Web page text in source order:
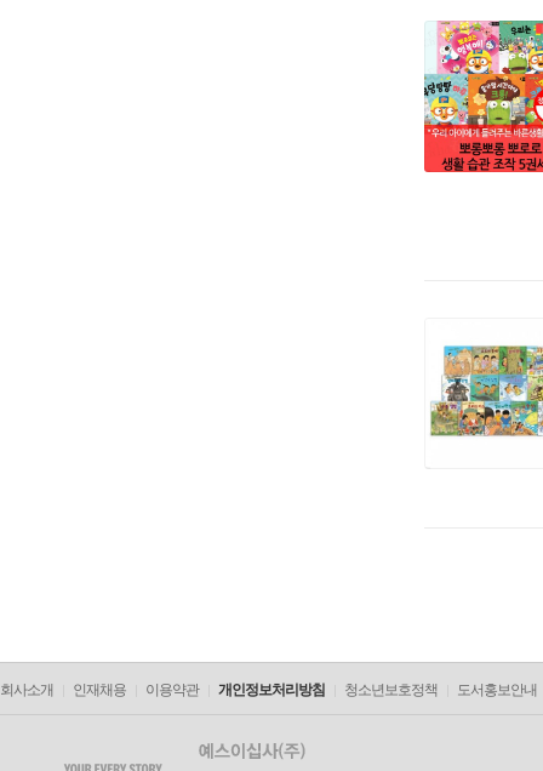
회사소개 인재채용 이용약관 개인정보처리방침 청소년보호정책 도서홍보안내